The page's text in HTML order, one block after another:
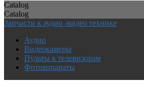
Catalog
Catalog
Запчасти к аудио -видео технике
Аудио
Видеокамеры
Пульты к телевизорам
Фотоаппараты